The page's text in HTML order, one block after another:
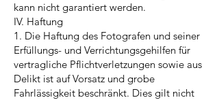
kann nicht garantiert werden.
IV. Haftung
1. Die Haftung des Fotografen und seiner
Erfüllungs- und Verrichtungsgehilfen für
vertragliche Pflichtverletzungen sowie aus
Delikt ist auf Vorsatz und grobe
Fahrlässigkeit beschränkt. Dies gilt nicht